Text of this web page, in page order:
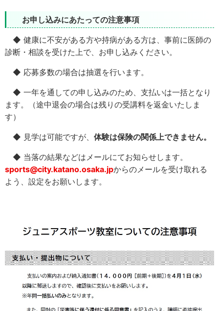
お申し込みにあたっての注意事項
◆ 健康に不安がある方や持病がある方は、事前に医師の
診断・相談を受けた上で、お申し込みください。
◆ 応募多数の場合は抽選を行います。
◆ 一年を通しての申し込みのため、支払いは一括となり
ます。（途中退会の場合は残りの受講料を返金いたしま
す）
◆ 見学は可能ですが、 体験は保険の関係上できません。
◆ 当落の結果などはメールにてお知らせします。
sports@city.katano.osaka.jpからのメールを受け取れる
よう、設定をお願いします。